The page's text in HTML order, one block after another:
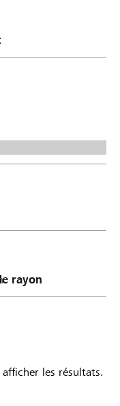
les résultats.